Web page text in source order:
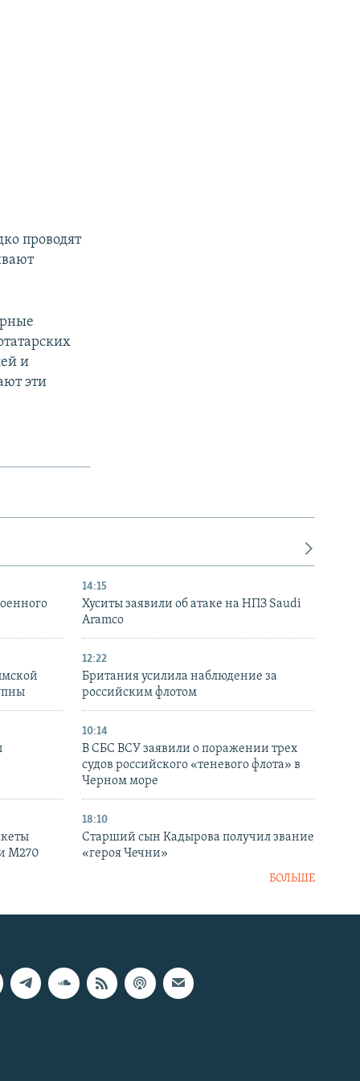
проводят
и
эти
14:15
Хуситы заявили об атаке на НПЗ Saudi
Aramco
12:22
Британия усилила наблюдение за
российским флотом
10:14
В СБС ВСУ заявили о поражении трех
судов российского «теневого флота» в
Черном море
M270
18:10
Старший сын Кадырова получил звание
«героя Чечни»
БОЛЬШЕ